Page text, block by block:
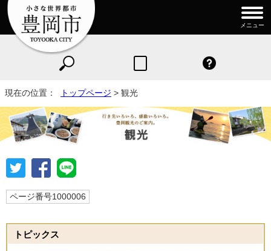
メニュー
現在の位置： トップページ > 観光
ページ番号1000006
トピックス